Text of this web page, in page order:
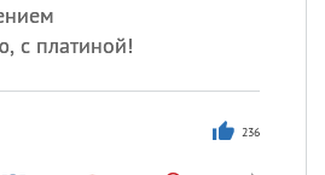
с платиной!
236